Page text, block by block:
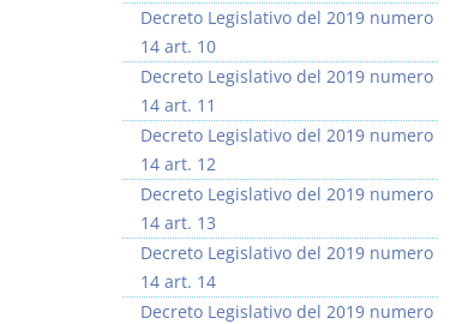
Decreto Legislativo del 2019 numero
14 art. 10
Decreto Legislativo del 2019 numero
14 art. 11
Decreto Legislativo del 2019 numero
14 art. 12
Decreto Legislativo del 2019 numero
14 art. 13
Decreto Legislativo del 2019 numero
14 art. 14
Decreto Legislativo del 2019 numero